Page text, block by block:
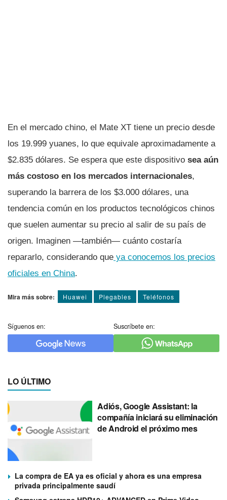
En el mercado chino, el Mate XT tiene un precio desde
los 19.999 yuanes, lo que equivale aproximadamente a
$2.835 dólares. Se espera que este dispositivo sea aún
más costoso en los mercados internacionales,
superando la barrera de los $3.000 dólares, una
tendencia común en los productos tecnológicos chinos
que suelen aumentar su precio al salir de su país de
origen. Imaginen —también— cuánto costaría
repararlo, considerando que ya conocemos los precios
oficiales en China.
Mira más sobre: Huawei Plegables Teléfonos
Síguenos en: Suscríbete en:
LO ÚLTIMO
Adiós, Google Assistant: la
compañía iniciará su eliminación
de Android el próximo mes
La compra de EA ya es oficial y ahora es una empresa
privada principalmente saudí